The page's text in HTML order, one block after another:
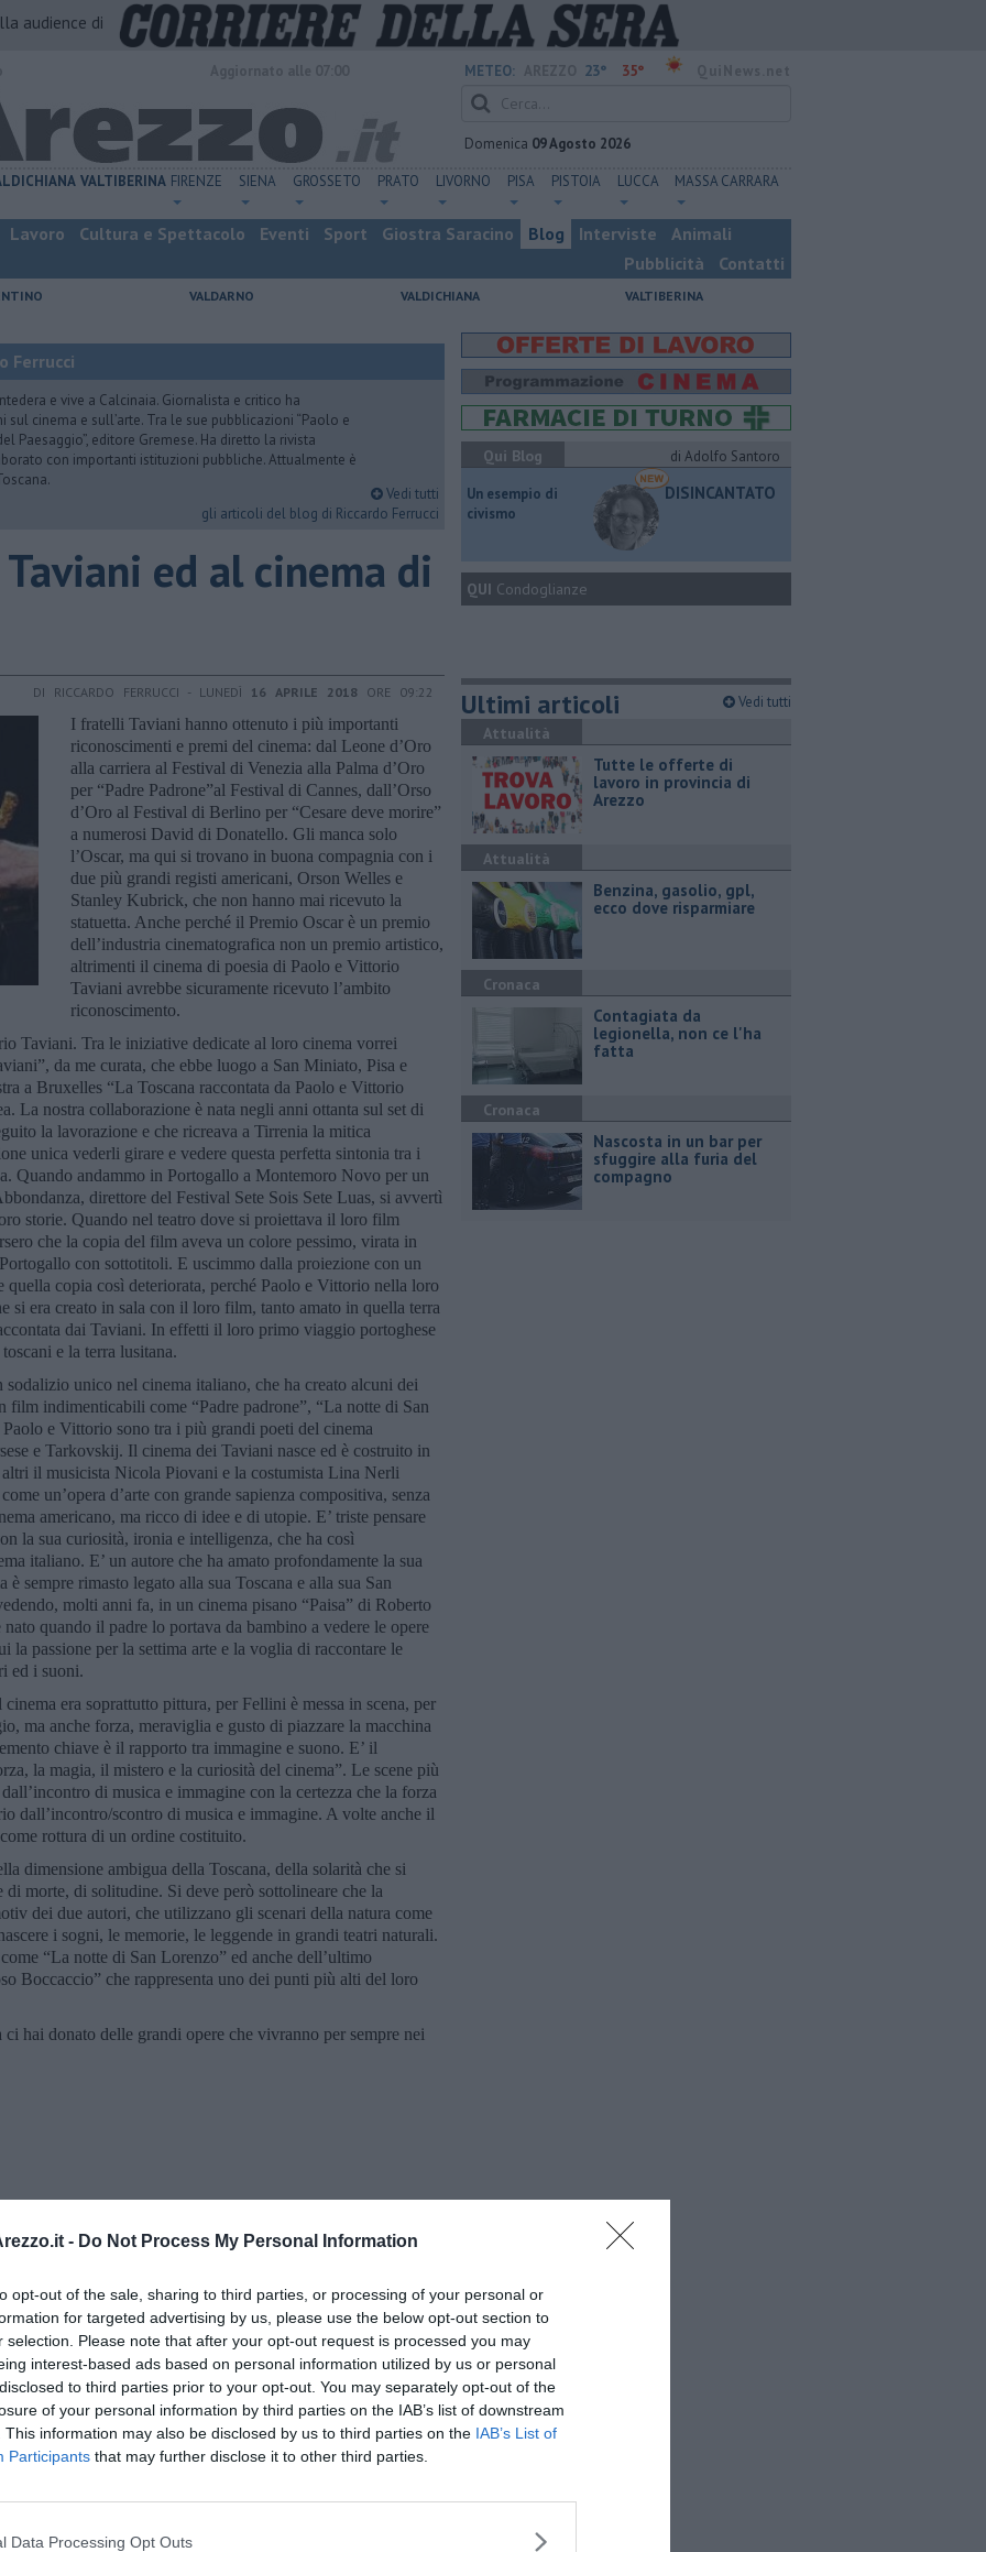
- Do Not Process My Personal Information
opt-out of the sale, sharing to third parties, or processing of your personal or
for targeted advertising by us, please use the below opt-out section to
selection. Please note that after your opt-out request is processed you may
interest-based ads based on personal information utilized by us or personal
to third parties prior to your opt-out. You may separately opt-out of the
of your personal information by third parties on the IAB’s list of downstream
This information may also be disclosed by us to third parties on the IAB’s List of
Participants that may further disclose it to other third parties.
Data Processing Opt Outs
audience di
METEO: 23° 35°
Domenica 09 Agosto 2026
VALTIBERINA FIRENZE SIENA GROSSETO PRATO LIVORNO PISA PISTOIA LUCCA MASSA CARRARA
Lavoro Cultura e Spettacolo Eventi Sport Giostra Saracino Blog Interviste
Animali
Pubblicità
Contatti
VALDARNO VALDICHIANA VALTIBERINA
Ferrucci
e vive a Calcinaia. Giornalista e critico ha
cinema e sull’arte. Tra le sue pubblicazioni “Paolo e
Paesaggio”, editore Gremese. Ha diretto la rivista
con importanti istituzioni pubbliche. Attualmente è
Vedi tutti
gli articoli del blog di Riccardo Ferrucci
ed al cinema di
DI RICCARDO FERRUCCI - LUNEDÌ 16 APRILE 2018 ORE 09:22
I fratelli Taviani hanno ottenuto i più importanti
riconoscimenti e premi del cinema: dal Leone d’Oro
alla carriera al Festival di Venezia alla Palma d’Oro
per “Padre Padrone”al Festival di Cannes, dall’Orso
d’Oro al Festival di Berlino per “Cesare deve morire”
a numerosi David di Donatello. Gli manca solo
l’Oscar, ma qui si trovano in buona compagnia con i
due più grandi registi americani, Orson Welles e
Stanley Kubrick, che non hanno mai ricevuto la
statuetta. Anche perché il Premio Oscar è un premio
dell’industria cinematografica non un premio artistico,
altrimenti il cinema di poesia di Paolo e Vittorio
Taviani avrebbe sicuramente ricevuto l’ambito
riconoscimento.
Taviani. Tra le iniziative dedicate al loro cinema vorrei
da me curata, che ebbe luogo a San Miniato, Pisa e
a Bruxelles “La Toscana raccontata da Paolo e Vittorio
La nostra collaborazione è nata negli anni ottanta sul set di
la lavorazione e che ricreava a Tirrenia la mitica
unica vederli girare e vedere questa perfetta sintonia tra i
Quando andammo in Portogallo a Montemoro Novo per un
direttore del Festival Sete Sois Sete Luas, si avvertì
storie. Quando nel teatro dove si proiettava il loro film
che la copia del film aveva un colore pessimo, virata in
con sottotitoli. E uscimmo dalla proiezione con un
quella copia così deteriorata, perché Paolo e Vittorio nella loro
si era creato in sala con il loro film, tanto amato in quella terra
dai Taviani. In effetti il loro primo viaggio portoghese
e la terra lusitana.
unico nel cinema italiano, che ha creato alcuni dei
film indimenticabili come “Padre padrone”, “La notte di San
e Vittorio sono tra i più grandi poeti del cinema
e Tarkovskij. Il cinema dei Taviani nasce ed è costruito in
il musicista Nicola Piovani e la costumista Lina Nerli
un’opera d’arte con grande sapienza compositiva, senza
americano, ma ricco di idee e di utopie. E’ triste pensare
la sua curiosità, ironia e intelligenza, che ha così
italiano. E’ un autore che ha amato profondamente la sua
è sempre rimasto legato alla sua Toscana e alla sua San
molti anni fa, in un cinema pisano “Paisa” di Roberto
quando il padre lo portava da bambino a vedere le opere
passione per la settima arte e la voglia di raccontare le
ed i suoni.
era soprattutto pittura, per Fellini è messa in scena, per
ma anche forza, meraviglia e gusto di piazzare la macchina
chiave è il rapporto tra immagine e suono. E’ il
la magia, il mistero e la curiosità del cinema”. Le scene più
di musica e immagine con la certezza che la forza
dall’incontro/scontro di musica e immagine. A volte anche il
rottura di un ordine costituito.
dimensione ambigua della Toscana, della solarità che si
di morte, di solitudine. Si deve però sottolineare che la
dei due autori, che utilizzano gli scenari della natura come
i sogni, le memorie, le leggende in grandi teatri naturali.
“La notte di San Lorenzo” ed anche dell’ultimo
Boccaccio” che rappresenta uno dei punti più alti del loro
hai donato delle grandi opere che vivranno per sempre nei
Ferrucci
“Dialoghi con la città"
Pisa
al Teatro Era
Qui Blog
di Adolfo Santoro
​Un esempio di
civismo
DISINCANTATO
QUI Condoglianze
Ultimi articoli Vedi tutti
Attualità
​Tutte le offerte di
lavoro in provincia di
Arezzo
Attualità
​Benzina, gasolio, gpl,
ecco dove risparmiare
Cronaca
Contagiata da
legionella, non ce l'ha
fatta
Cronaca
Nascosta in un bar per
sfuggire alla furia del
compagno